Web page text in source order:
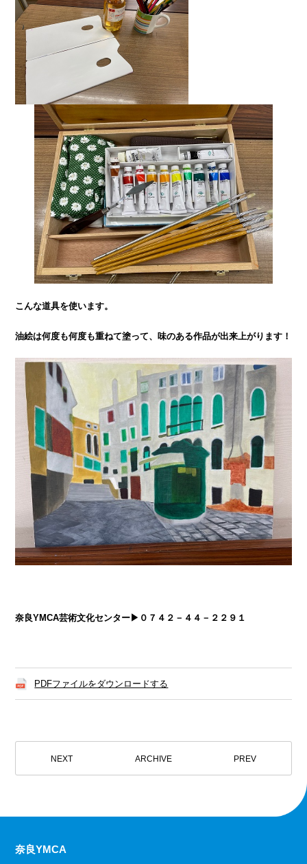
こんな道具を使います。
油絵は何度も何度も重ねて塗って、味のある作品が出来上がります！
奈良YMCA芸術文化センター▶０７４２－４４－２２９１
PDFファイルをダウンロードする
NEXT ARCHIVE PREV
奈良YMCA